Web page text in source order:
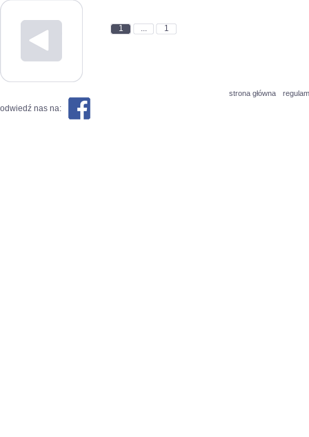
1 ... 1
strona główna
odwiedź nas na: